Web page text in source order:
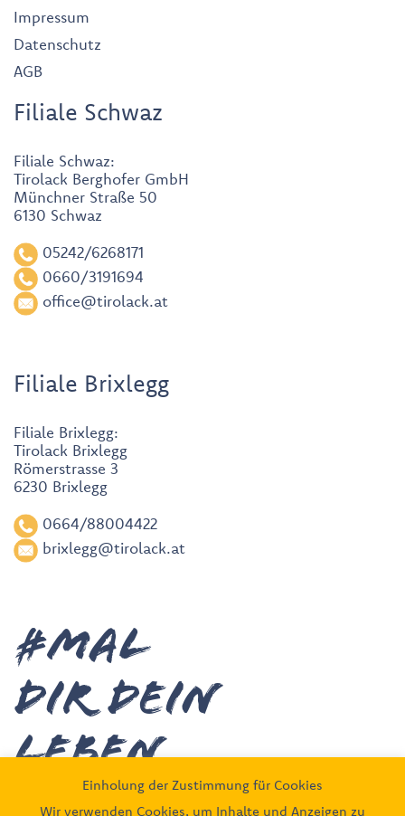
Impressum
Datenschutz
AGB
Filiale Schwaz
Filiale Schwaz:
Tirolack Berghofer GmbH
Münchner Straße 50
6130 Schwaz
05242/6268171
0660/3191694
office@tirolack.at
Filiale Brixlegg
Filiale Brixlegg:
Tirolack Brixlegg
Römerstrasse 3
6230 Brixlegg
0664/88004422
brixlegg@tirolack.at
#MAL
DIR deiN
leben
Einholung der Zustimmung für Cookies
Wir verwenden Cookies, um Inhalte und Anzeigen zu